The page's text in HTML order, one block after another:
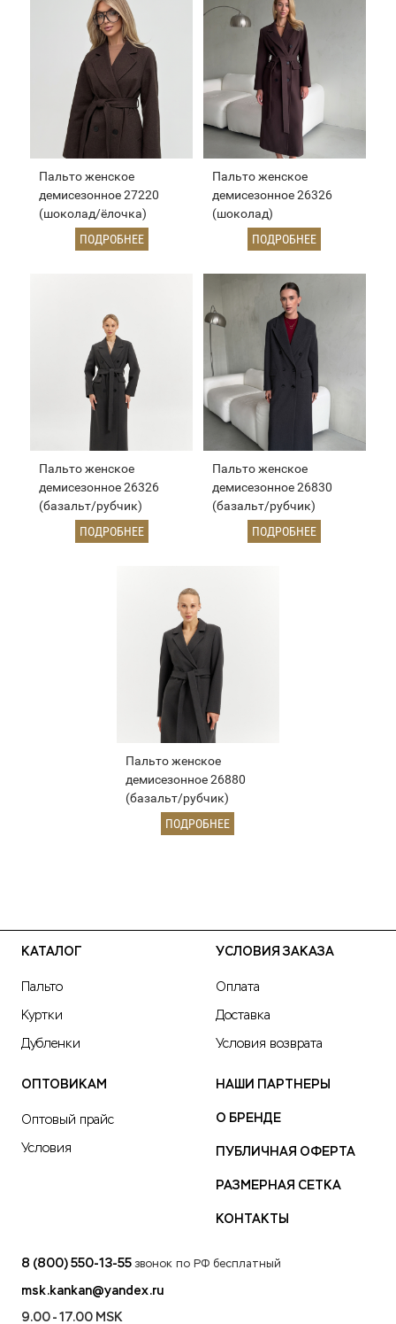
Пальто женское
демисезонное 27220
(шоколад/ёлочка)
ПОДРОБНЕЕ
Пальто женское
демисезонное 26326
(шоколад)
ПОДРОБНЕЕ
Пальто женское
демисезонное 26326
(базальт/рубчик)
ПОДРОБНЕЕ
Пальто женское
демисезонное 26830
(базальт/рубчик)
ПОДРОБНЕЕ
Пальто женское
демисезонное 26880
(базальт/рубчик)
ПОДРОБНЕЕ
КАТАЛОГ
Пальто
Куртки
Дубленки
УСЛОВИЯ ЗАКАЗА
Оплата
Доставка
Условия возврата
ОПТОВИКАМ
Оптовый прайс
Условия
НАШИ ПАРТНЕРЫ
О БРЕНДЕ
ПУБЛИЧНАЯ ОФЕРТА
РАЗМЕРНАЯ СЕТКА
КОНТАКТЫ
8 (800) 550-13-55 звонок по РФ бесплатный
msk.kankan@yandex.ru
9.00 - 17.00 MSK